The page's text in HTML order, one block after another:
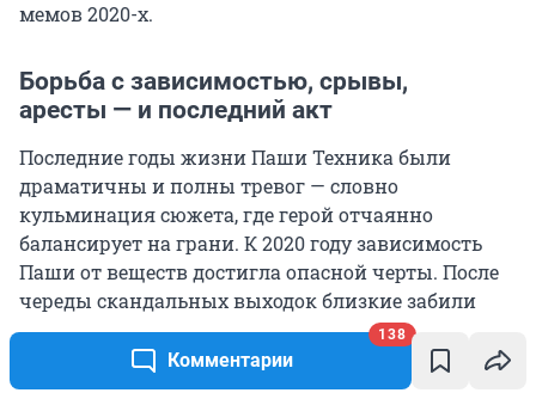
Комментарии
138
мемов 2020-х.
Борьба с зависимостью, срывы,
аресты — и последний акт
Последние годы жизни Паши Техника были
драматичны и полны тревог — словно
кульминация сюжета, где герой отчаянно
балансирует на грани. К 2020 году зависимость
Паши от веществ достигла опасной черты. После
череды скандальных выходок близкие забили
тревогу. Осенью 2021 года его насильно отправили
в реабилитационный центр, куда он крайне не
хотел ехать. Два месяца принудительного лечения